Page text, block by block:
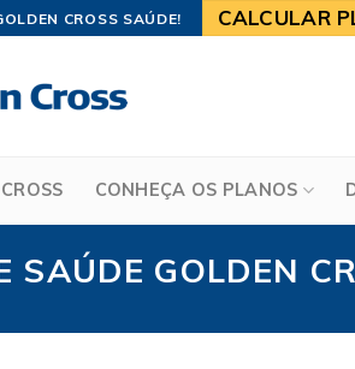
CROSS SAÚDE! CALCULAR
CONHEÇA OS PLANOS
SAÚDE GOLDEN